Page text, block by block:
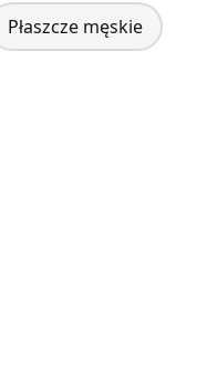
Płaszcze męskie